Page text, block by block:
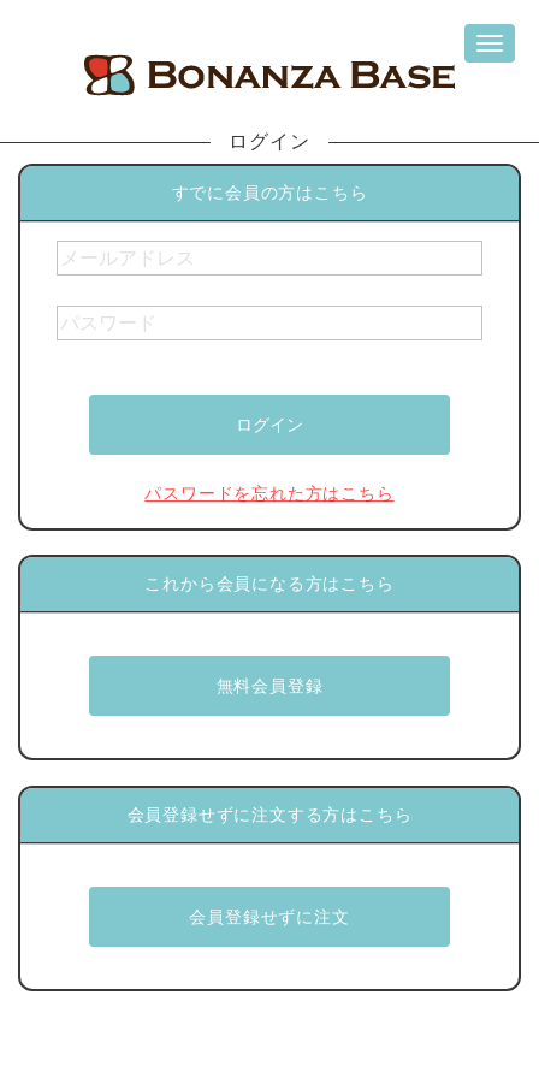
ログイン
すでに会員の方はこちら
パスワードを忘れた方はこちら
これから会員になる方はこちら
会員登録せずに注文する方はこちら